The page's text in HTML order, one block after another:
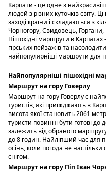
Карпати - це одне з
людей з різних куточків світу.
заході країни і складаються з
Чорногору, Свидовець,
Пішохідні маршрути в Карпатах
гірських пейзажів та
найпопулярніші маршрути для
Найпопулярніші пішохідні
Маршрут на гору Говерлу
Маршрут на гору Говерлу є
туристів, які приїжджають в
висота якої становить 2061
туристи повинні бути готові до
залежить від обраного
до 8 годин. Найліпший час для
осінь, коли погода не
снігом.
Маршрут на гору Піп Іван